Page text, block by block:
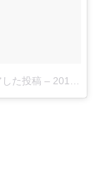
た投稿 – 2018年 6月月17日午前6時55分PDT